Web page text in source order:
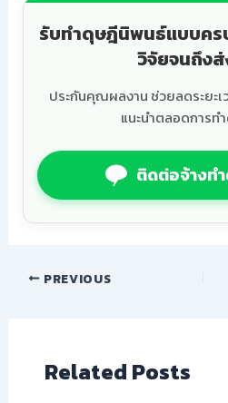
รับทำดุษฎีนิพนธ์แบบคร
วิจัยจนถึงส่
ประกันคุณผลงาน ช่วยลดระยะเ
แนะนำตลอดการ
ติดต่อจ้างท
PREVIOUS
Related Posts